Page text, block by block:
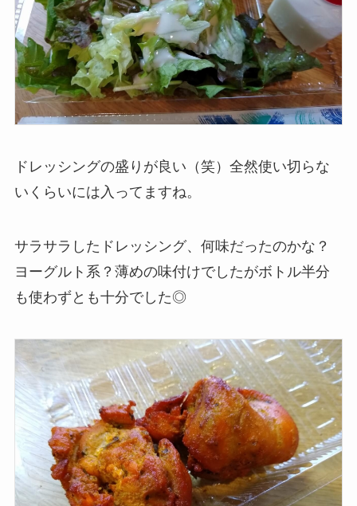
ドレッシングの盛りが良い（笑）全然使い切らな
いくらいには入ってますね。
サラサラしたドレッシング、何味だったのかな？
ヨーグルト系？薄めの味付けでしたがボトル半分
も使わずとも十分でした◎